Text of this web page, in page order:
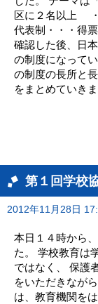
区に２名以上
代表制・・・得
確認した後、日
の制度になって
の制度の長所と
をまとめていき
第１回学校
2012年11月28日
本日１４時から
た。 学校教育は
ではなく、 保護
をいただきなが
は、教育機関を